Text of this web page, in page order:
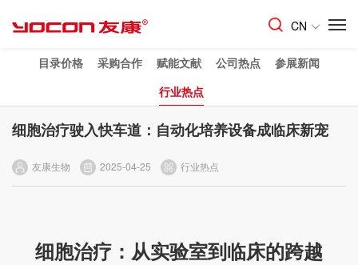
CN
目录价格 采购合作 赋能文献 公司热点
参展新闻
行业热点
细胞治疗驶入快车道：自动化培养设备成临床新宠
友康生物 2025-04-25 行业热点
细胞治疗：从实验室到临床的跨越